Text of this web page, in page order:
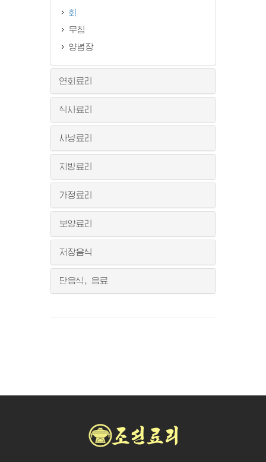
회
무침
양념장
연회료리
식사료리
사냥료리
지방료리
가정료리
보양료리
저장음식
단음식, 음료